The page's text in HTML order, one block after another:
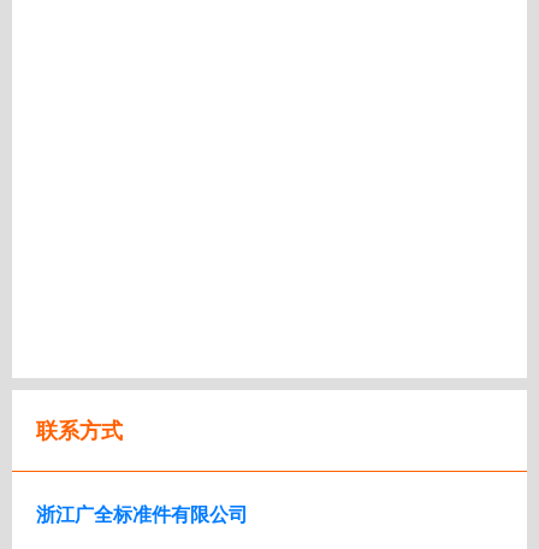
联系方式
浙江广全标准件有限公司